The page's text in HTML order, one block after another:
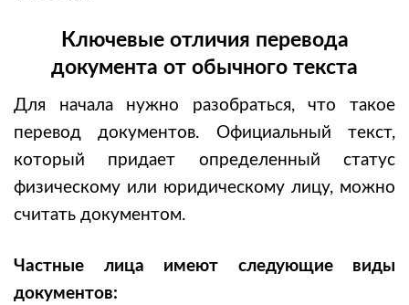
Ключевые отличия перевода
документа от обычного текста
Для начала нужно разобраться, что такое
перевод документов. Официальный текст,
который придает определенный статус
физическому или юридическому лицу, можно
считать документом.
Частные лица имеют следующие виды
документов: